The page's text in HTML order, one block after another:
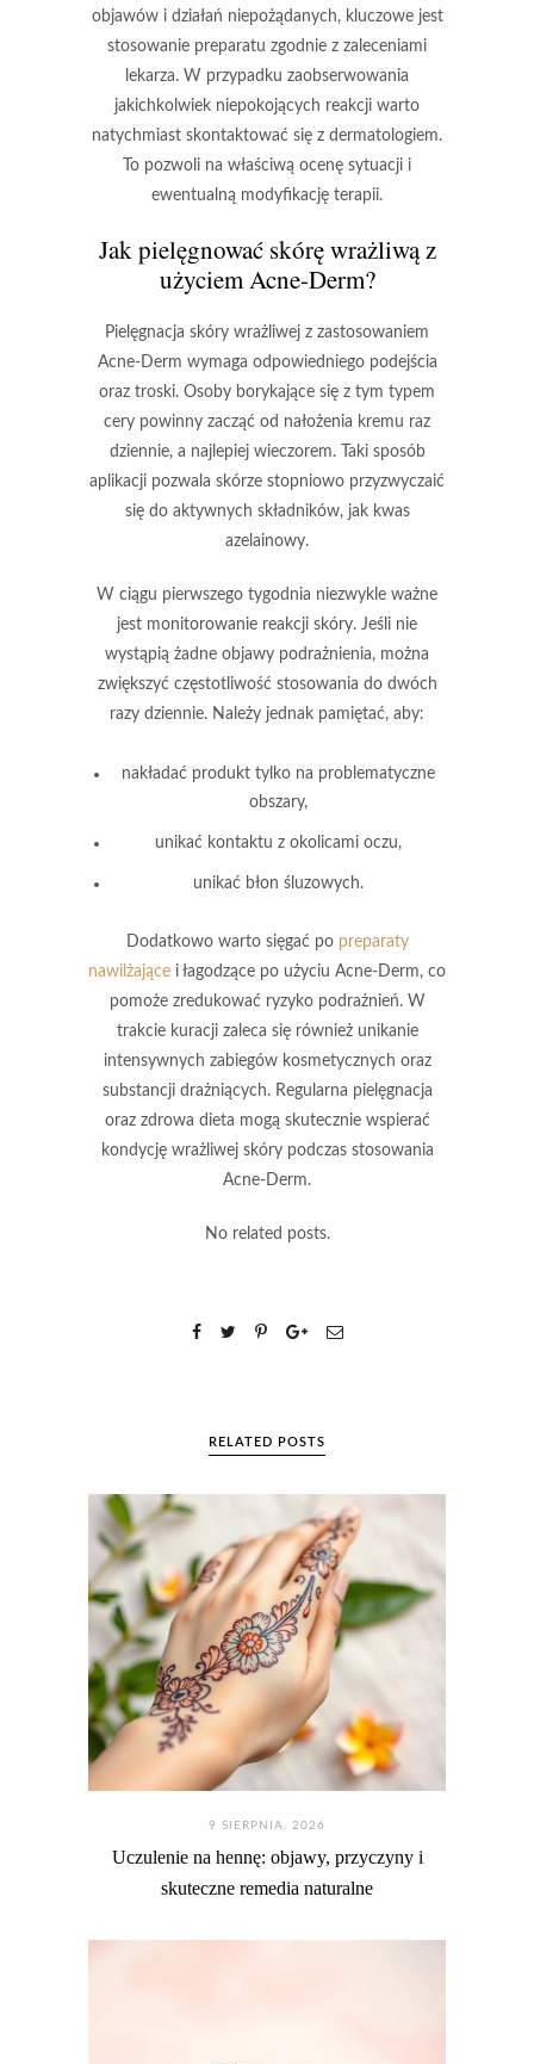
objawów i działań niepożądanych, kluczowe jest
stosowanie preparatu zgodnie z zaleceniami
lekarza. W przypadku zaobserwowania
jakichkolwiek niepokojących reakcji warto
natychmiast skontaktować się z dermatologiem.
To pozwoli na właściwą ocenę sytuacji i
ewentualną modyfikację terapii.
Jak pielęgnować skórę wrażliwą z
użyciem Acne-Derm?
Pielęgnacja skóry wrażliwej z zastosowaniem
Acne-Derm wymaga odpowiedniego podejścia
oraz troski. Osoby borykające się z tym typem
cery powinny zacząć od nałożenia kremu raz
dziennie, a najlepiej wieczorem. Taki sposób
aplikacji pozwala skórze stopniowo przyzwyczaić
się do aktywnych składników, jak kwas
azelainowy.
W ciągu pierwszego tygodnia niezwykle ważne
jest monitorowanie reakcji skóry. Jeśli nie
wystąpią żadne objawy podrażnienia, można
zwiększyć częstotliwość stosowania do dwóch
razy dziennie. Należy jednak pamiętać, aby:
nakładać produkt tylko na problematyczne
obszary,
unikać kontaktu z okolicami oczu,
unikać błon śluzowych.
Dodatkowo warto sięgać po preparaty
nawilżające i łagodzące po użyciu Acne-Derm, co
pomoże zredukować ryzyko podrażnień. W
trakcie kuracji zaleca się również unikanie
intensywnych zabiegów kosmetycznych oraz
substancji drażniących. Regularna pielęgnacja
oraz zdrowa dieta mogą skutecznie wspierać
kondycję wrażliwej skóry podczas stosowania
Acne-Derm.
No related posts.
RELATED POSTS
9 SIERPNIA. 2026
Uczulenie na hennę: objawy, przyczyny i
skuteczne remedia naturalne